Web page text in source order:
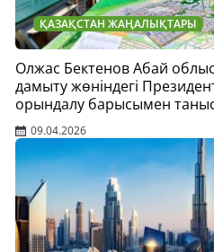
ҚАЗАҚСТАН ЖАҢАЛЫҚТАРЫ
Олжас Бектенов Абай
дамыту жөніндегі
орындалу барысымен
09.04.2026